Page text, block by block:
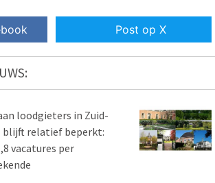
Post op X
loodgieters in Zuid-
blijft relatief beperkt:
vacatures per